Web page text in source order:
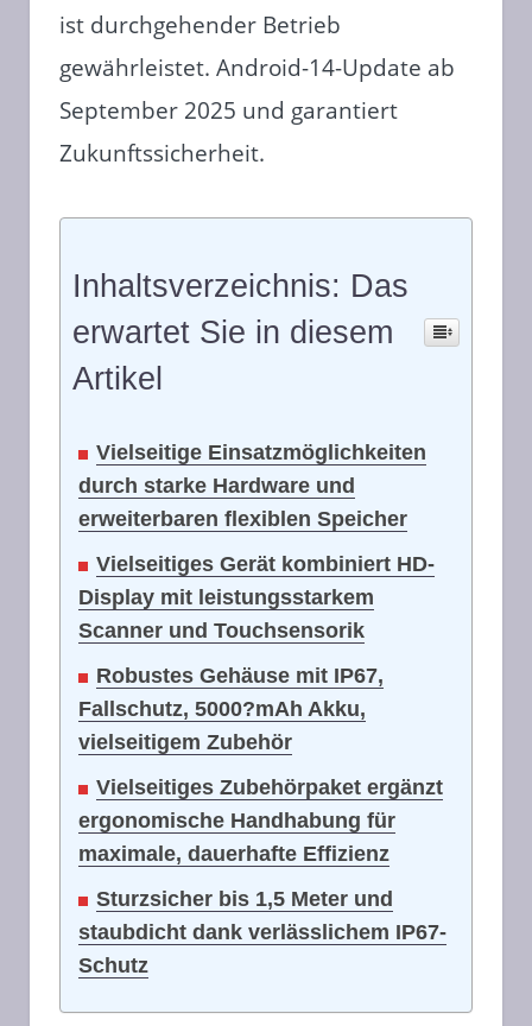
ist durchgehender Betrieb
gewährleistet. Android-14-Update ab
September 2025 und garantiert
Zukunftssicherheit.
Inhaltsverzeichnis: Das
erwartet Sie in diesem
Artikel
Vielseitige Einsatzmöglichkeiten
durch starke Hardware und
erweiterbaren flexiblen Speicher
Vielseitiges Gerät kombiniert HD-
Display mit leistungsstarkem
Scanner und Touchsensorik
Robustes Gehäuse mit IP67,
Fallschutz, 5000?mAh Akku,
vielseitigem Zubehör
Vielseitiges Zubehörpaket ergänzt
ergonomische Handhabung für
maximale, dauerhafte Effizienz
Sturzsicher bis 1,5 Meter und
staubdicht dank verlässlichem IP67-
Schutz